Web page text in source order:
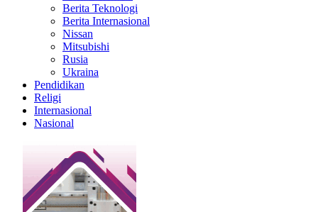
Berita Teknologi
Berita Internasional
Nissan
Mitsubishi
Rusia
Ukraina
Pendidikan
Religi
Internasional
Nasional